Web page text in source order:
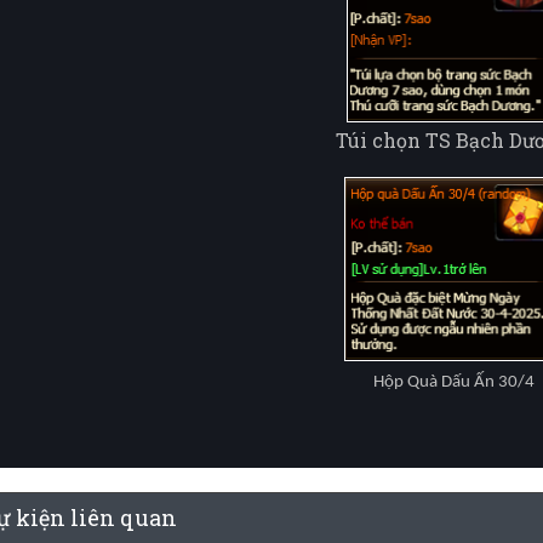
Túi chọn TS Bạch
Hộp Quà Dấu Ấn 30/4
kiện liên quan